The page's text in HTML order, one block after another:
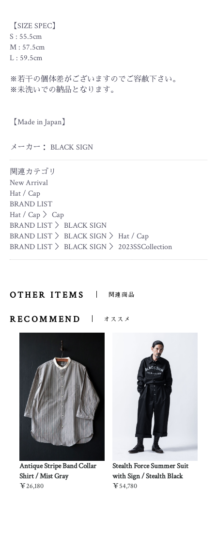
【SIZE SPEC】
S : 55.5cm
M : 57.5cm
L : 59.5cm
※若干の個体差がございますのでご容赦下さい。
※未洗いでの納品となります。
【Made in Japan】
メーカー： BLACK SIGN
関連カテゴリ
New Arrival
Hat / Cap
BRAND LIST
Hat / Cap ＞ Cap
BRAND LIST ＞ BLACK SIGN
BRAND LIST ＞ BLACK SIGN ＞ Hat / Cap
BRAND LIST ＞ BLACK SIGN ＞ 2023SSCollection
OTHER ITEMS 関連商品
RECOMMEND オススメ
Antique Stripe Band Collar
Shirt / Mist Gray
￥26,180
Stealth Force Summer Suit
with Sign / Stealth Black
￥54,780